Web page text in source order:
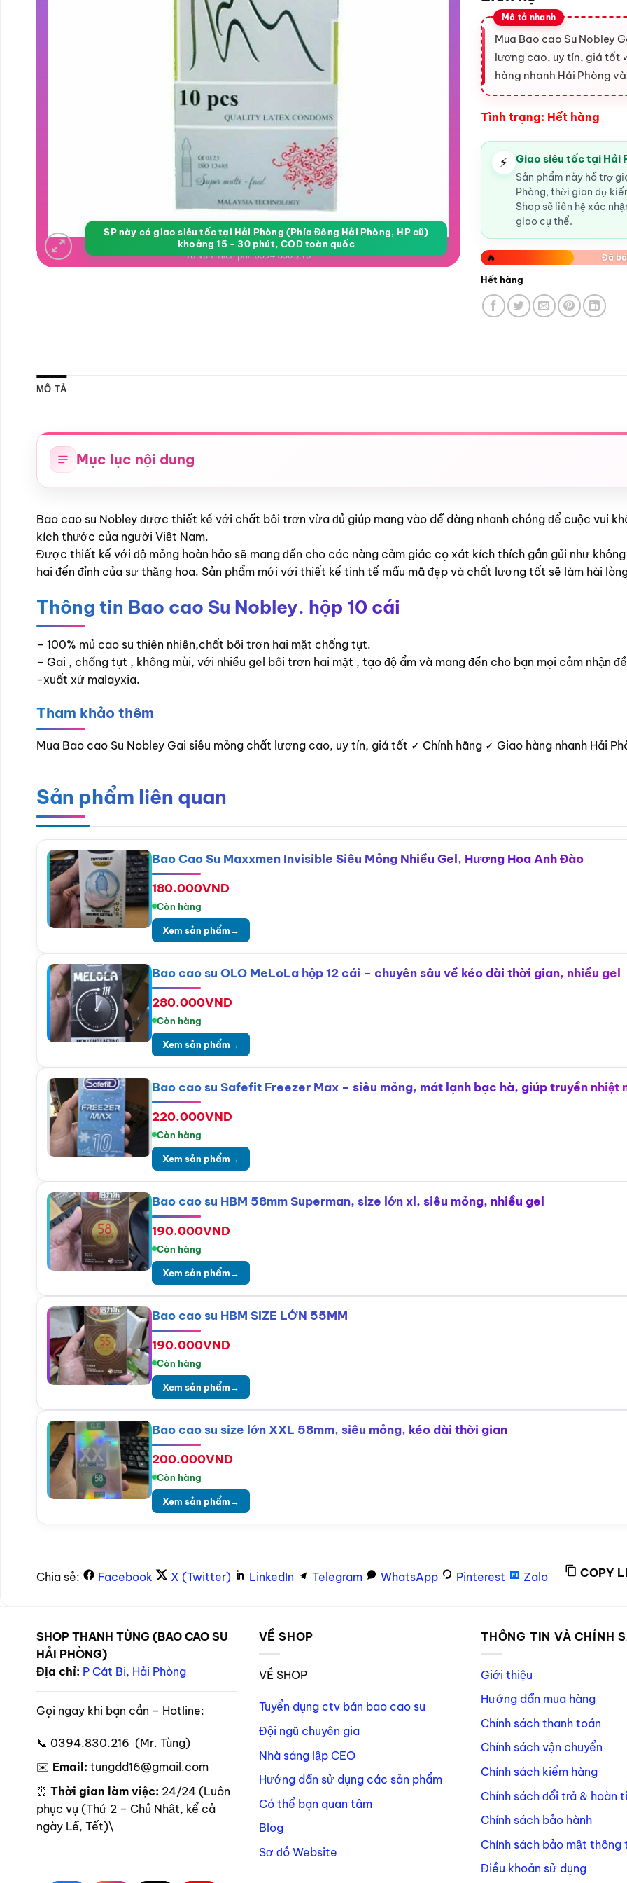
SP này có giao siêu tốc tại Hải Phòng (Phía Đông Hải Phòng, HP cũ)
khoảng 15 - 30 phút, COD toàn quốc
Mua Bao cao Su Nobley
lượng cao, uy tín, giá tốt
hàng nhanh Hải Phòng
Tình trạng: Hết hàng
⚡ Giao siêu tốc tại Hải
Sản phẩm này hỗ trợ
Phòng, thời gian dự
Shop sẽ liên hệ xác
giao cụ thể.
🔥 Đã
Hết hàng
MÔ TẢ
Mục lục nội dung
Bao cao su Nobley được thiết kế với chất bôi trơn vừa đủ giúp mang vào dễ dàng nhanh chóng để cuộc vui
kích thước của người Việt Nam.
Được thiết kế với độ mỏng hoàn hảo sẽ mang đến cho các nàng cảm giác cọ xát kích thích gần gủi như
hai đến đỉnh của sự thăng hoa. Sản phẩm mới với thiết kế tinh tế mẫu mã đẹp và chất lượng tốt sẽ làm hài
Thông tin Bao cao Su Nobley. hộp 10 cái
– 100% mủ cao su thiên nhiên,chất bôi trơn hai mặt chống tụt.
– Gai , chống tụt , không mùi, với nhiều gel bôi trơn hai mặt , tạo độ ẩm và mang đến cho bạn mọi cảm nhận
-xuất xứ malayxia.
Tham khảo thêm
Mua Bao cao Su Nobley Gai siêu mỏng chất lượng cao, uy tín, giá tốt ✓ Chính hãng ✓ Giao hàng nhanh Hải
Sản phẩm liên quan
Bao Cao Su Maxxmen Invisible Siêu Mỏng Nhiều Gel, Hương Hoa Anh Đào
180.000VND
Còn hàng
Xem sản phẩm→
Bao cao su OLO MeLoLa hộp 12 cái – chuyên sâu về kéo dài thời gian, nhiều gel
280.000VND
Còn hàng
Xem sản phẩm→
Bao cao su Safefit Freezer Max – siêu mỏng, mát lạnh bạc hà, giúp truyền nhiệt
220.000VND
Còn hàng
Xem sản phẩm→
Bao cao su HBM 58mm Superman, size lớn xl, siêu mỏng, nhiều gel
190.000VND
Còn hàng
Xem sản phẩm→
Bao cao su HBM SIZE LỚN 55MM
190.000VND
Còn hàng
Xem sản phẩm→
Bao cao su size lớn XXL 58mm, siêu mỏng, kéo dài thời gian
200.000VND
Còn hàng
Xem sản phẩm→
Chia sẻ: Facebook X (Twitter) LinkedIn Telegram WhatsApp Pinterest Zalo COPY
SHOP THANH TÙNG (BAO CAO SU
HẢI PHÒNG)
Địa chỉ: P Cát Bi, Hải Phòng
Gọi ngay khi bạn cần – Hotline:
📞 0394.830.216 (Mr. Tùng)
✉️ Email: tungdd16@gmail.com
⏰ Thời gian làm việc: 24/24 (Luôn
phục vụ (Thứ 2 – Chủ Nhật, kể cả
ngày Lễ, Tết)\
VỀ SHOP
VỀ SHOP
Tuyển dụng ctv bán bao cao su
Đội ngũ chuyên gia
Nhà sáng lập CEO
Hướng dẫn sử dụng các sản phẩm
Có thể bạn quan tâm
Blog
Sơ đồ Website
THÔNG TIN VÀ CHÍNH
Giới thiệu
Hướng dẫn mua hàng
Chính sách thanh toán
Chính sách vận chuyển
Chính sách kiểm hàng
Chính sách đổi trả & hoàn
Chính sách bảo hành
Chính sách bảo mật thông
Điều khoản sử dụng